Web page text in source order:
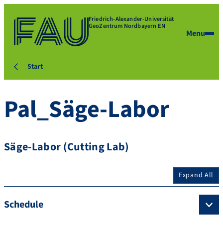
Friedrich-Alexander-Universität
GeoZentrum Nordbayern EN
Menu
Start
Pal_Säge-Labor
Säge-Labor (Cutting Lab)
Expand All
Schedule